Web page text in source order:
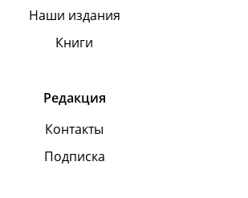
Наши издания
Книги
Редакция
Контакты
Подписка